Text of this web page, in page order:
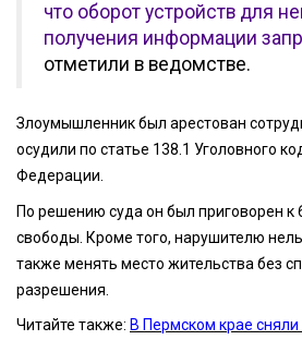
что оборот устройств для
получения информации
отметили в ведомстве.
Злоумышленник был арестован
осудили по статье 138.1 Уголовного
Федерации.
По решению суда он был приговорен к
свободы. Кроме того, нарушителю
также менять место жительства без
разрешения.
Читайте также: В Пермском крае